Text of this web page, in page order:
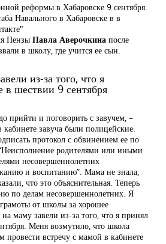
реформы в Хабаровске 9 сентября.
Навального в Хабаровске в в
Пензы Павла Аверочкина после
в школу, где учится ее сын.
из-за того, что я
в шествии 9 сентября
прийти и поговорить с завучем, –
завуча были полицейские.
протокол с обвинением ее по
родителями или иными
несовершеннолетних
и воспитанию”. Мама не знала,
что это объяснительная. Теперь
по делам несовершеннолетних. Я
от школы за хорошее
маму завели из-за того, что я принял
Меня возмутило, что школа
провести встречу с мамой в кабинете